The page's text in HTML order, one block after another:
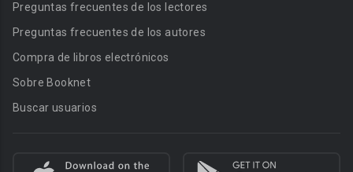
Preguntas frecuentes de los lectores
Preguntas frecuentes de los autores
Compra de libros electrónicos
Sobre Booknet
Buscar usuarios